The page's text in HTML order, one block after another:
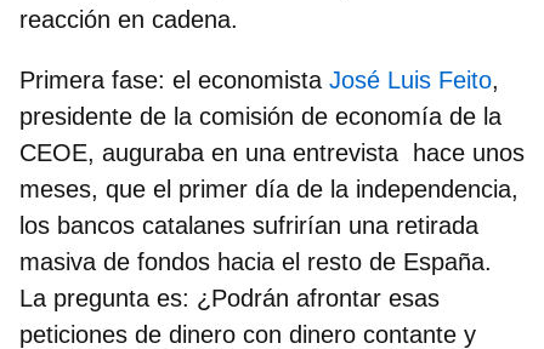
reacción en cadena.
Primera fase: el economista José Luis Feito,
presidente de la comisión de economía de la
CEOE, auguraba en una entrevista hace unos
meses, que el primer día de la independencia,
los bancos catalanes sufrirían una retirada
masiva de fondos hacia el resto de España.
La pregunta es: ¿Podrán afrontar esas
peticiones de dinero con dinero contante y